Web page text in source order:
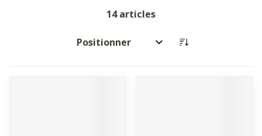
14articles
Trier par: